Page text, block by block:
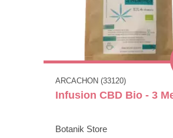
ARCACHON (33120)
Infusion CBD Bio - 3
Botanik Store